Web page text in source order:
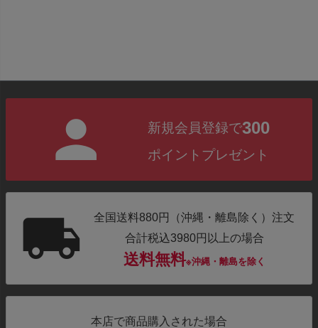
新規会員登録で300
ポイントプレゼント
全国送料880円（沖縄・離島除く）注文
合計税込3980円以上の場合
送料無料※沖縄・離島を除く
本店で商品購入された場合